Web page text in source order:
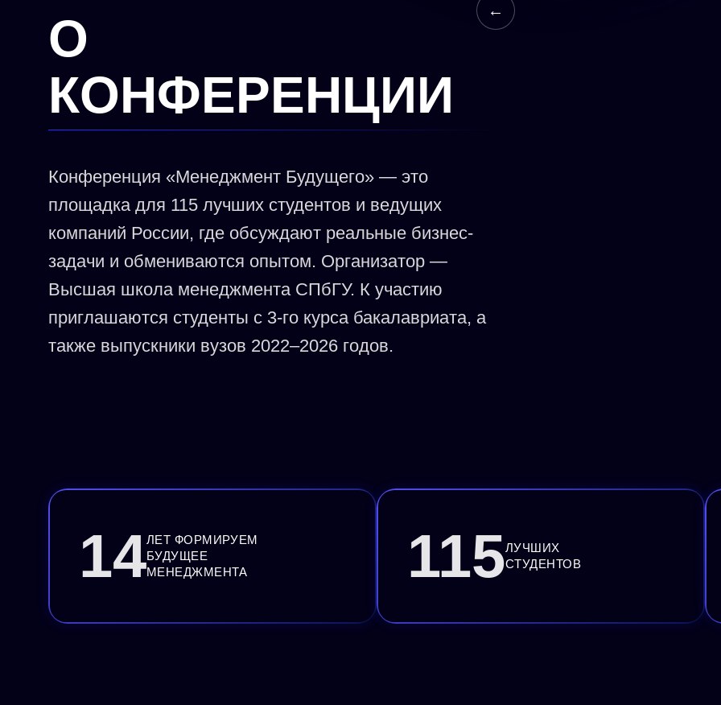
О
КОНФЕРЕНЦИИ
Конференция «Менеджмент Будущего» — это
площадка для 115 лучших студентов и ведущих
компаний России, где обсуждают реальные бизнес-
задачи и обмениваются опытом. Организатор —
Высшая школа менеджмента СПбГУ. К участию
приглашаются студенты с 3-го курса бакалавриата, а
также выпускники вузов 2022–2026 годов.
←
14ЛЕТ ФОРМИРУЕМ
БУДУЩЕЕ
МЕНЕДЖМЕНТА
115ЛУЧШИХ
СТУДЕНТОВ